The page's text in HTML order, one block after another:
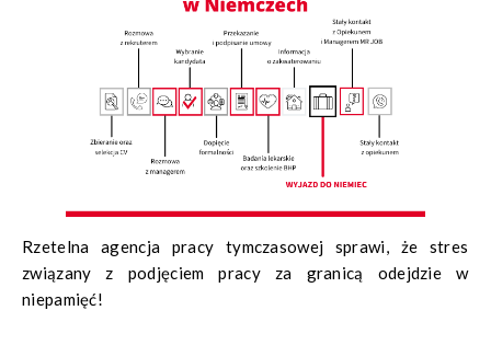
Rzetelna agencja pracy tymczasowej sprawi, że stres
związany z podjęciem pracy za granicą odejdzie w
niepamięć!